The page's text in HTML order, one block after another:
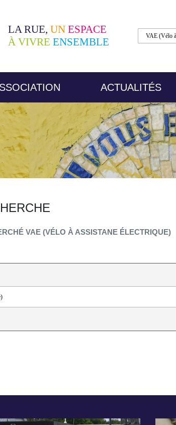
LA RUE, UN ESPACE
À VIVRE ENSEMBLE
ACTUALITÉS
VAE (VÉLO À ASSISTANE ÉLECTRIQUE)